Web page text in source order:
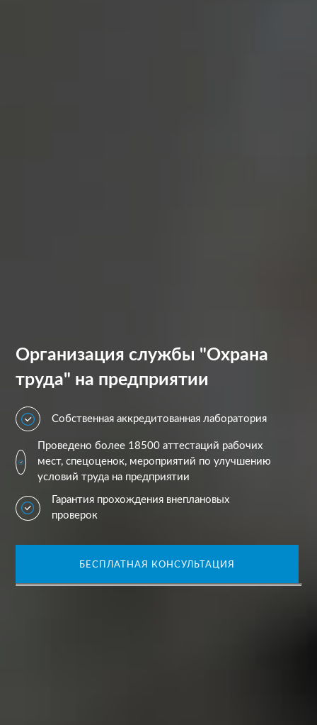
Организация службы "Охрана
труда" на предприятии
Собственная аккредитованная лаборатория
Проведено более 18500 аттестаций рабочих
мест, спецоценок, мероприятий по улучшению
условий труда на предприятии
Гарантия прохождения внеплановых
проверок
БЕСПЛАТНАЯ КОНСУЛЬТАЦИЯ